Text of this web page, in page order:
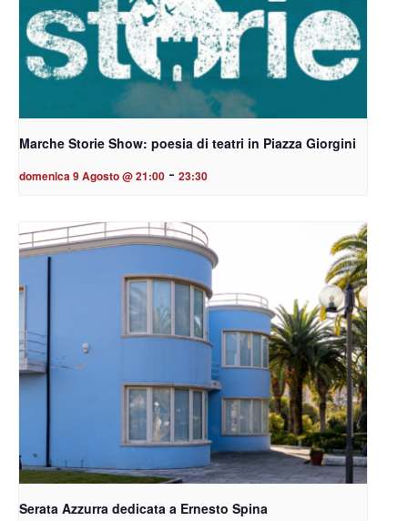
Marche Storie Show: poesia di teatri in Piazza Giorgini
domenica 9 Agosto @ 21:00 - 23:30
Serata Azzurra dedicata a Ernesto Spina